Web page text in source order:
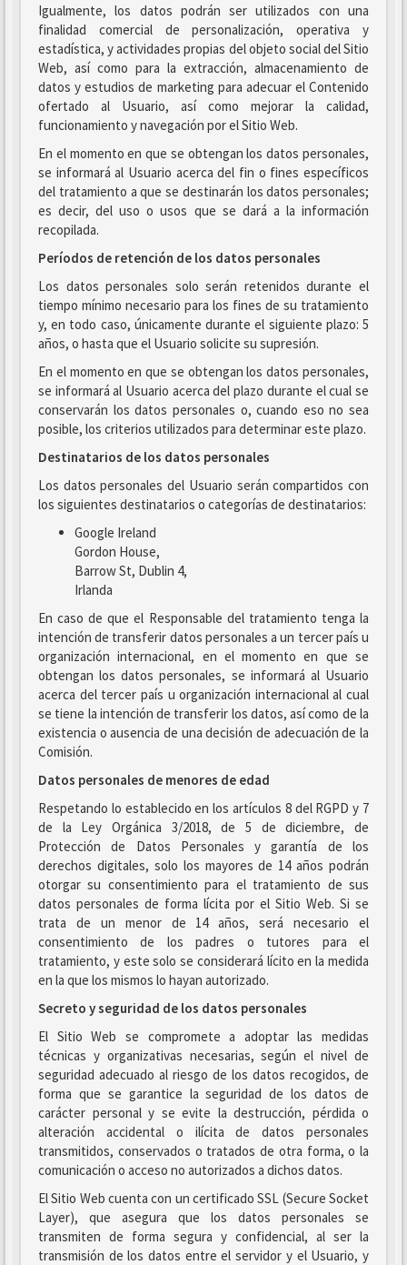
Igualmente, los datos podrán ser utilizados con una
finalidad comercial de personalización, operativa y
estadística, y actividades propias del objeto social del Sitio
Web, así como para la extracción, almacenamiento de
datos y estudios de marketing para adecuar el Contenido
ofertado al Usuario, así como mejorar la calidad,
funcionamiento y navegación por el Sitio Web.
En el momento en que se obtengan los datos personales,
se informará al Usuario acerca del fin o fines específicos
del tratamiento a que se destinarán los datos personales;
es decir, del uso o usos que se dará a la información
recopilada.
Períodos de retención de los datos personales
Los datos personales solo serán retenidos durante el
tiempo mínimo necesario para los fines de su tratamiento
y, en todo caso, únicamente durante el siguiente plazo: 5
años, o hasta que el Usuario solicite su supresión.
En el momento en que se obtengan los datos personales,
se informará al Usuario acerca del plazo durante el cual se
conservarán los datos personales o, cuando eso no sea
posible, los criterios utilizados para determinar este plazo.
Destinatarios de los datos personales
Los datos personales del Usuario serán compartidos con
los siguientes destinatarios o categorías de destinatarios:
Google Ireland
Gordon House,
Barrow St, Dublin 4,
Irlanda
En caso de que el Responsable del tratamiento tenga la
intención de transferir datos personales a un tercer país u
organización internacional, en el momento en que se
obtengan los datos personales, se informará al Usuario
acerca del tercer país u organización internacional al cual
se tiene la intención de transferir los datos, así como de la
existencia o ausencia de una decisión de adecuación de la
Comisión.
Datos personales de menores de edad
Respetando lo establecido en los artículos 8 del RGPD y 7
de la Ley Orgánica 3/2018, de 5 de diciembre, de
Protección de Datos Personales y garantía de los
derechos digitales, solo los mayores de 14 años podrán
otorgar su consentimiento para el tratamiento de sus
datos personales de forma lícita por el Sitio Web. Si se
trata de un menor de 14 años, será necesario el
consentimiento de los padres o tutores para el
tratamiento, y este solo se considerará lícito en la medida
en la que los mismos lo hayan autorizado.
Secreto y seguridad de los datos personales
El Sitio Web se compromete a adoptar las medidas
técnicas y organizativas necesarias, según el nivel de
seguridad adecuado al riesgo de los datos recogidos, de
forma que se garantice la seguridad de los datos de
carácter personal y se evite la destrucción, pérdida o
alteración accidental o ilícita de datos personales
transmitidos, conservados o tratados de otra forma, o la
comunicación o acceso no autorizados a dichos datos.
El Sitio Web cuenta con un certificado SSL (Secure Socket
Layer), que asegura que los datos personales se
transmiten de forma segura y confidencial, al ser la
transmisión de los datos entre el servidor y el Usuario, y